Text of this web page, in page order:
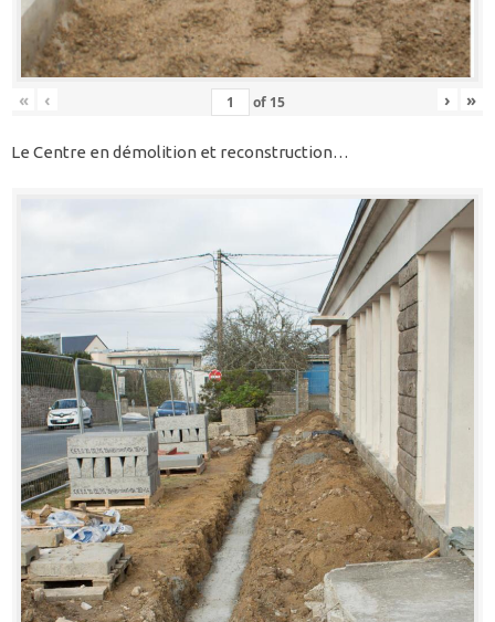
« ‹ of 15 › »
Le Centre en démolition et reconstruction…